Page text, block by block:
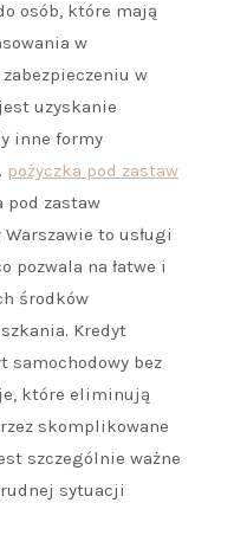
osób, które mają
w
w
uzyskanie
inne formy
pożyczka pod zastaw
pod zastaw
to usługi
pozwala na łatwe i
środków
Kredyt
samochodowy bez
które eliminują
skomplikowane
szczególnie ważne
sytuacji